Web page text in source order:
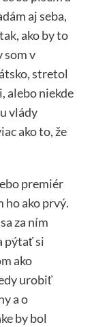
aj seba,
ako by to
som v
stretol
alebo niekde
vlády
ako to, že
premiér
ho ako prvý.
za ním
pýtať si
ako
urobiť
a o
by bol